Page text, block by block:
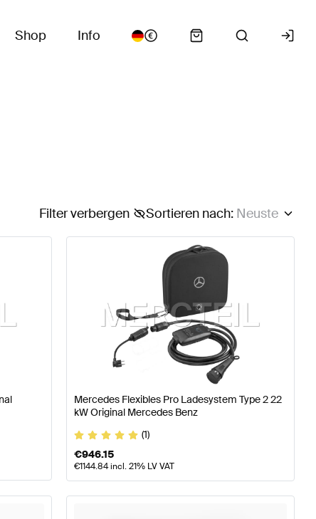
Shop Info
Sortieren nach: Neuste
Filter verbergen
Tuning- und PerformanceteileA-Klasse W176
Mercedes-Benz EQC-Klasse N293 Tuning- und
Mercedes Flexibles Pro Ladesystem Type 2 22
kW Original Mercedes Benz
(1)
€946.15
€1144.84incl. 21% LV VAT